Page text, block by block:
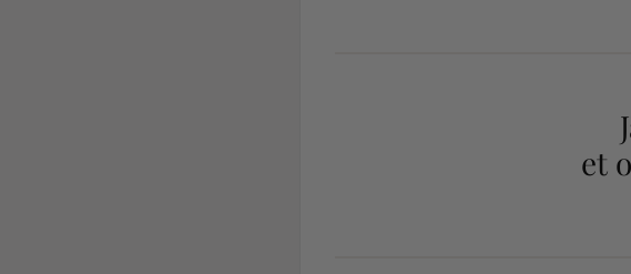
et